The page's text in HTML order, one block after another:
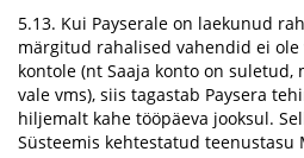
5.13. Kui Payserale on laekunud
märgitud rahalised vahendid ei ole
kontole (nt Saaja konto on
vale vms), siis tagastab Paysera
hiljemalt kahe tööpäeva jooksul.
Süsteemis kehtestatud teenustasu